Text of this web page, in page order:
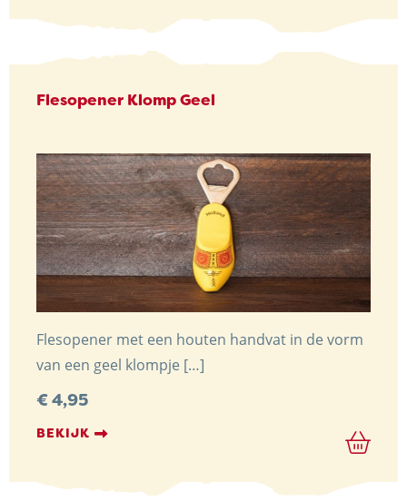
2026
Flesopener Klomp Geel
Flesopener met een houten handvat in de vorm
van een geel klompje […]
€4,95
BEKIJK